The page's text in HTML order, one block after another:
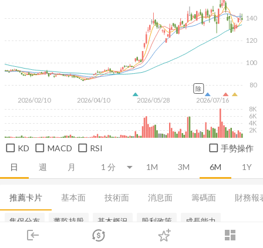
login dashboard
市場 登入
日 週 月 1M 3M 6M 1Y
2026/02/10 2026/04/10 2026/05/28 2026/07/16
80
100
120
140
2K
4K
6K
8K
除
KD MACD RSI 手勢操作
推薦卡片 基本面 技術面 消息面 籌碼面 財務報
集保分布 董監持股 基本概況 股利政策 成長能力